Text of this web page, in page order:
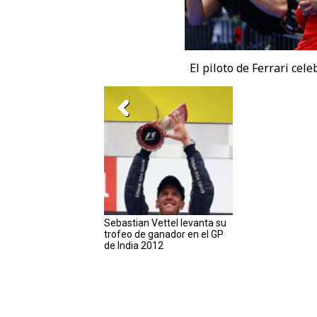
El piloto de Ferrari
Sebastian Vettel levanta su
trofeo de ganador en el GP
de India 2012